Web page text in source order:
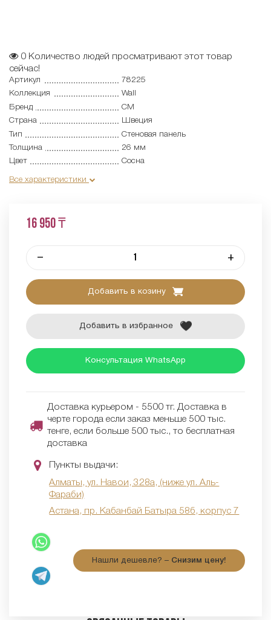
0 Количество людей просматривают этот товар
сейчас!
Артикул
78225
Коллекция
Wall
Бренд
CM
Страна
Швеция
Тип
Cтеновая панель
Толщина
26 мм
Цвет
Сосна
Все характеристики
16 950 ₸
– +
Добавить в козину
Добавить в избранное
Консультация WhatsApp
Доставка курьером - 5500 тг. Доставка в
черте города если заказ меньше 500 тыс.
тенге, если больше 500 тыс., то бесплатная
доставка
Пункты выдачи:
Алматы, ул. Навои, 328а, (ниже ул. Аль-
Фараби)
Астана, пр. Кабанбай Батыра 58б, корпус 7
Нашли дешевле? – Снизим цену!